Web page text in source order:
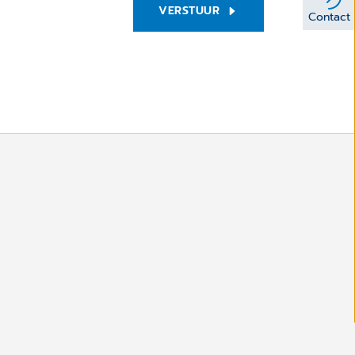
Contact
VERSTUUR